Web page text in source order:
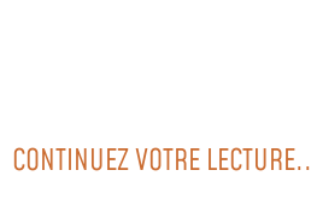
CONTINUEZ VOTRE LECTURE..